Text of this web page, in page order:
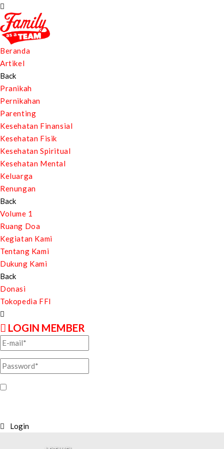
Beranda
Artikel
Back
Pranikah
Pernikahan
Parenting
Kesehatan Finansial
Kesehatan Fisik
Kesehatan Spiritual
Kesehatan Mental
Keluarga
Renungan
Back
Volume 1
Ruang Doa
Kegiatan Kami
Tentang Kami
Dukung Kami
Back
Donasi
Tokopedia FFI
LOGIN MEMBER
Login